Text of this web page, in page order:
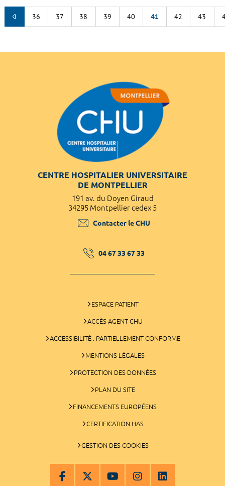
36 37 38 39 40 41 42 43
CENTRE HOSPITALIER UNIVERSITAIRE
DE MONTPELLIER
191 av. du Doyen Giraud
34295 Montpellier cedex 5
Contacter le CHU
04 67 33 67 33
ESPACE PATIENT
ACCÈS AGENT CHU
ACCESSIBILITÉ : PARTIELLEMENT CONFORME
MENTIONS LÉGALES
PROTECTION DES DONNÉES
PLAN DU SITE
FINANCEMENTS EUROPÉENS
CERTIFICATION HAS
GESTION DES COOKIES